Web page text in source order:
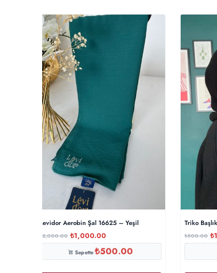
Levidor Aerobin Şal 16625 – Yeşil
2,000.00 ₺1,000.00
Sepette₺500.00
Triko
₺500.00 ₺